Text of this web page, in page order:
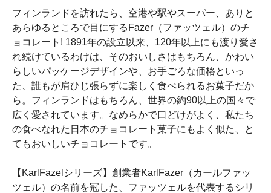
フィンランドを訪れたら、空港や駅やスーパー、ありと
あらゆるところで目にするFazer（ファッツェル）のチ
ョコレート! 1891年の設立以来、120年以上にも渡り愛さ
れ続けているわけは、そのおいしさはもちろん、かわい
らしいパッケージデザインや、お手ごろな価格といっ
た、誰もが肩ひじ張らずに楽しく食べられるお菓子だか
ら。フィンランドはもちろん、世界の約90以上の国々で
広く愛されています。なめらかで口どけがよく、私たち
の食べなれた日本のチョコレート菓子にもよく似た、と
てもおいしいチョコレートです。
【KarlFazelシリーズ】創業者KarlFazer（カールファッ
ツェル）の名前を冠した、ファッツェルを代表するシリ